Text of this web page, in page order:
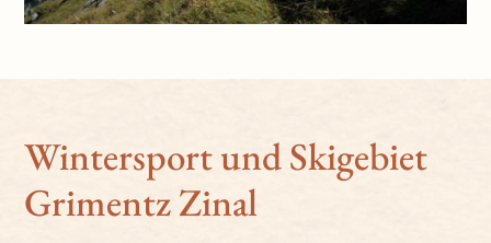
Wintersport und Skigebiet
Grimentz Zinal